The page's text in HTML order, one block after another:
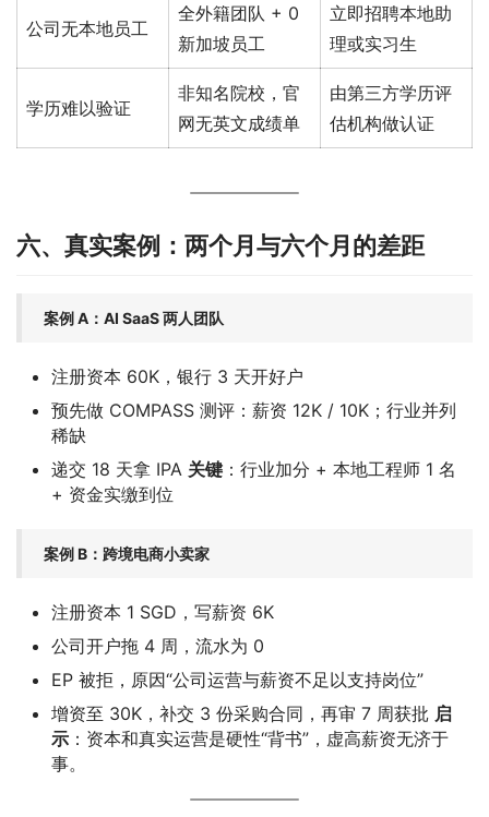
公司无本地员工
全外籍团队 + 0
新加坡员工
立即招聘本地助
理或实习生
学历难以验证
非知名院校，官
网无英文成绩单
由第三方学历评
估机构做认证
六、真实案例：两个月与六个月的差距
案例 A：AI SaaS 两人团队
注册资本 60K，银行 3 天开好户
预先做 COMPASS 测评：薪资 12K / 10K；行业并列
稀缺
递交 18 天拿 IPA 关键 ：行业加分 + 本地工程师 1 名
+ 资金实缴到位
案例 B：跨境电商小卖家
注册资本 1 SGD，写薪资 6K
公司开户拖 4 周，流水为 0
EP 被拒，原因“公司运营与薪资不足以支持岗位”
增资至 30K，补交 3 份采购合同，再审 7 周获批 启
示 ：资本和真实运营是硬性“背书”，虚高薪资无济于
事。